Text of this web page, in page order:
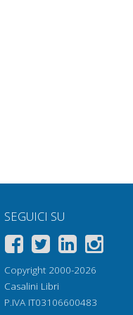
SEGUICI SU
Copyright 2000-2026
Casalini Libri
P.IVA IT03106600483